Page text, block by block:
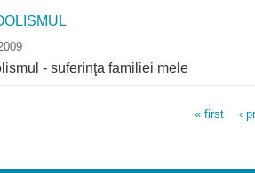
- suferinţa familiei mele
« first ‹